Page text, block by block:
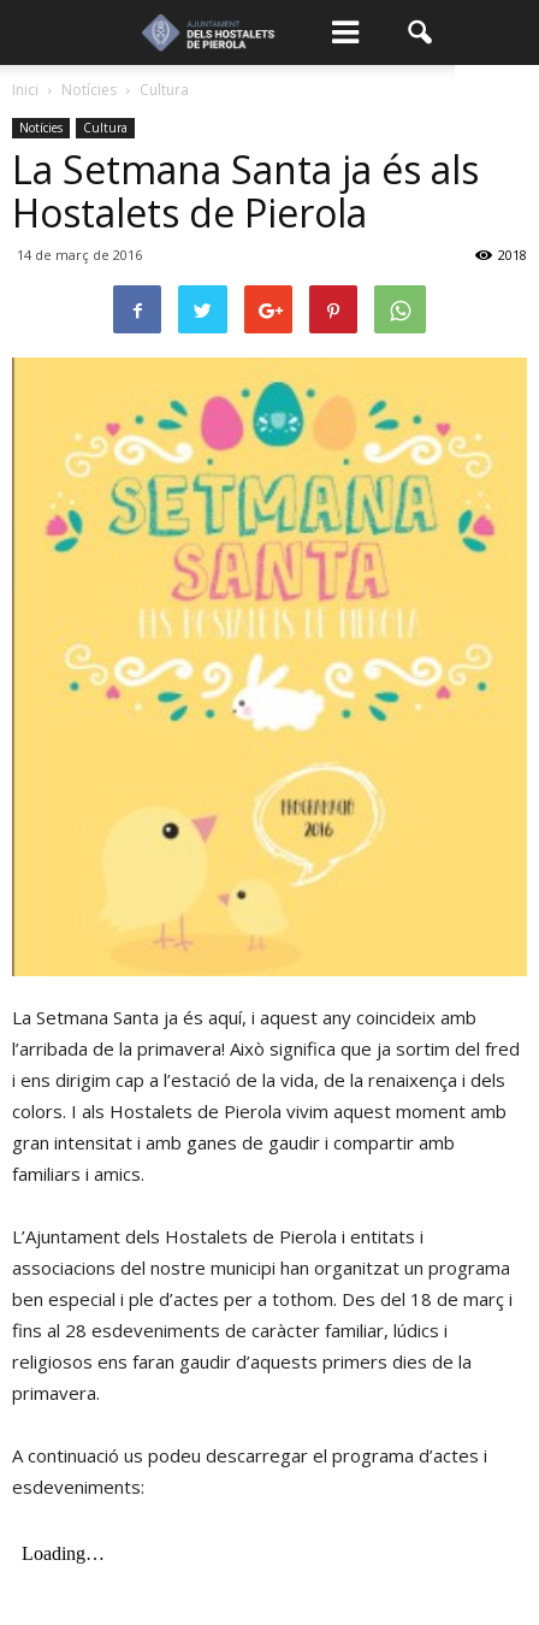
Inici Notícies Cultura
Notícies Cultura
La Setmana Santa ja és als
Hostalets de Pierola
14 de març de 2016 2018
La Setmana Santa ja és aquí, i aquest any coincideix amb
l’arribada de la primavera! Això significa que ja sortim del fred
i ens dirigim cap a l’estació de la vida, de la renaixença i dels
colors. I als Hostalets de Pierola vivim aquest moment amb
gran intensitat i amb ganes de gaudir i compartir amb
familiars i amics.
L’Ajuntament dels Hostalets de Pierola i entitats i
associacions del nostre municipi han organitzat un programa
ben especial i ple d’actes per a tothom. Des del 18 de març i
fins al 28 esdeveniments de caràcter familiar, lúdics i
religiosos ens faran gaudir d’aquests primers dies de la
primavera.
A continuació us podeu descarregar el programa d’actes i
esdeveniments: